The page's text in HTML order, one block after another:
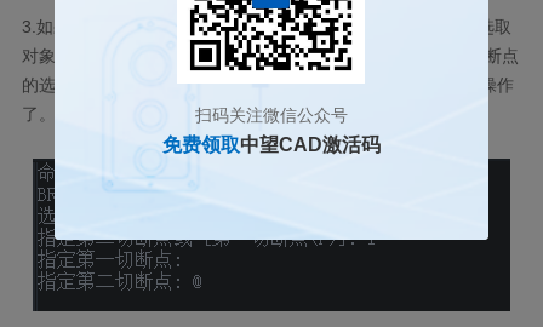
3. 如果是第二种在命令行处启用打断命令的则在启用命令后，选取
对象然后在命令行处输入【
】，按回车键，重新进行第一个打断点
的选择，在命令行处输入【@】，按回车键，这样就完成打断操作
了。
扫码关注微信公众号
免费领取中望CAD激活码